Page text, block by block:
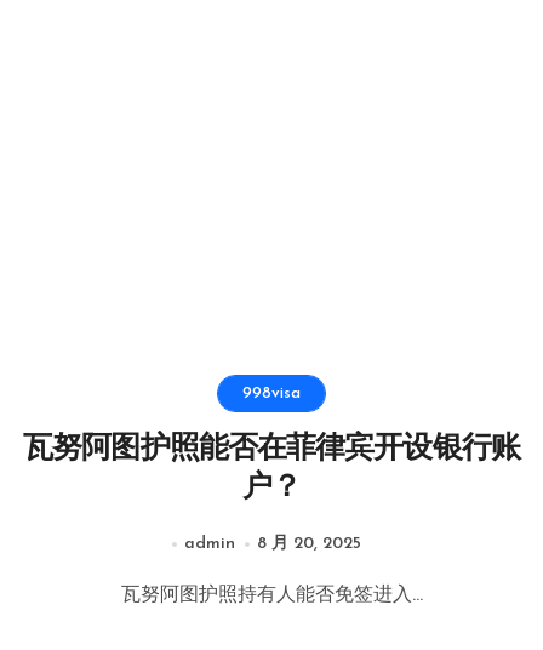
998visa
瓦努阿图护照能否在菲律宾开设银行账
户？
admin 8 月 20, 2025
瓦努阿图护照持有人能否免签进入...